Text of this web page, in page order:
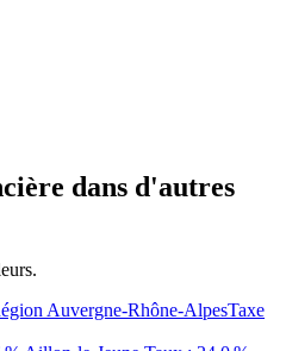
dans d'autres
Auvergne-Rhône-AlpesTaxe